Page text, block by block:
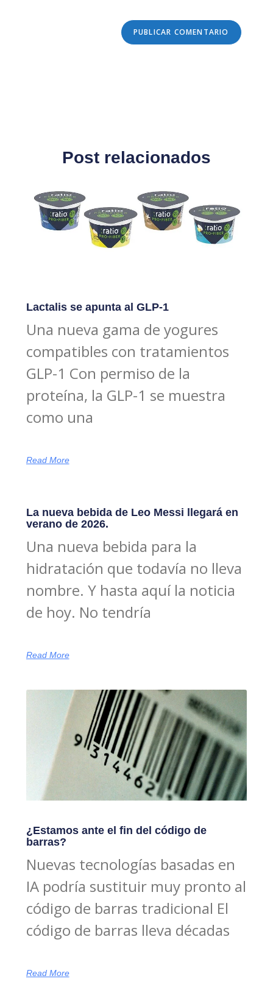
Post relacionados
Lactalis se apunta al GLP-1
Una nueva gama de yogures
compatibles con tratamientos
GLP-1 Con permiso de la
proteína, la GLP-1 se muestra
como una
Read More
La nueva bebida de Leo Messi llegará en
verano de 2026.
Una nueva bebida para la
hidratación que todavía no lleva
nombre. Y hasta aquí la noticia
de hoy. No tendría
Read More
¿Estamos ante el fin del código de
barras?
Nuevas tecnologías basadas en
IA podría sustituir muy pronto al
código de barras tradicional El
código de barras lleva décadas
Read More